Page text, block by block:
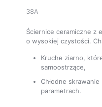
38A
Ściernice ceramiczne z
o wysokiej czystości.
Kruche ziarno,
samoostrzące,
Chłodne
parametrach.